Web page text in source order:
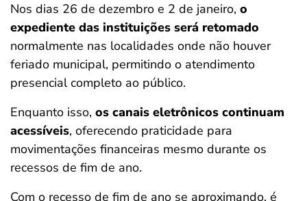
Nos dias 26 de dezembro e 2 de janeiro, o
expediente das instituições será retomado
normalmente nas localidades onde não houver
feriado municipal, permitindo o atendimento
presencial completo ao público.
Enquanto isso, os canais eletrônicos continuam
acessíveis, oferecendo praticidade para
movimentações financeiras mesmo durante os
recessos de fim de ano.
Com o recesso de fim de ano se aproximando, é